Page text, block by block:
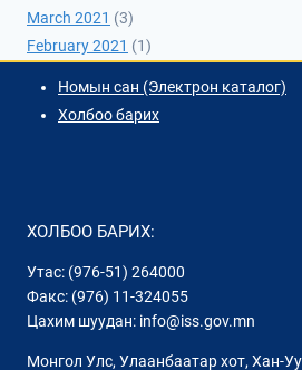
March 2021 (3)
February 2021 (1)
Номын сан (Электрон каталог)
Холбоо барих
ХОЛБОО БАРИХ:
Утас: (976-51) 264000
Факс: (976) 11-324055
Цахим шуудан: info@iss.gov.mn
Монгол Улс, Улаанбаатар хот, Хан-